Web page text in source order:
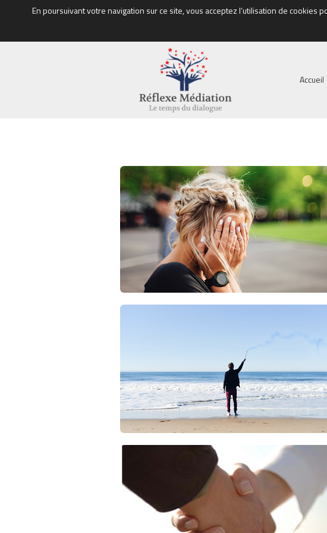
En poursuivant votre navigation sur ce site, vous acceptez l’utilisation de
Accueil